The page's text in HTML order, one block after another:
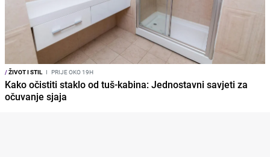
/ŽIVOT I STIL I PRIJE OKO 19H
Kako očistiti staklo od tuš-kabina: Jednostavni savjeti za
očuvanje sjaja